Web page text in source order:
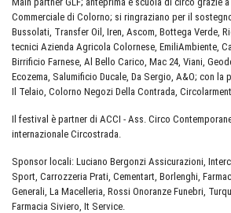
Commerciale di Colorno; si ringraziano per il
Bussolati, Transfer Oil, Iren, Ascom, Bottega Verde,
tecnici Azienda Agricola Colornese, EmiliAmbiente,
Birrificio Farnese, Al Bello Carico, Mac 24, Viani,
Ecozema, Salumificio Ducale, Da Sergio, A&O; con la
Il Telaio, Colorno Negozi Della Contrada,
Il festival è partner di ACCI - Ass. Circo
internazionale Circostrada.
Sponsor locali: Luciano Bergonzi Assicurazioni,
Sport, Carrozzeria Prati, Cementart, Borlenghi,
Generali, La Macelleria, Rossi Onoranze Funebri,
Farmacia Siviero, It Service.